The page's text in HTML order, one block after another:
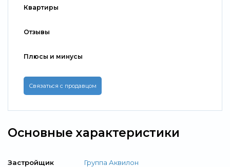
Квартиры
Отзывы
Плюсы и минусы
Связаться с продавцом
Основные характеристики
Застройщик Группа Аквилон